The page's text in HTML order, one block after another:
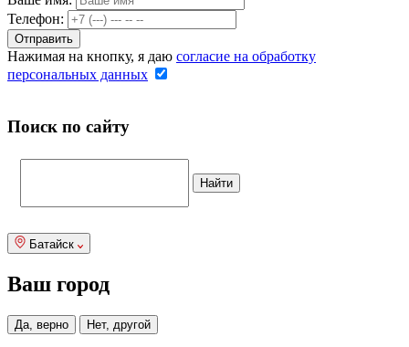
Телефон:
Нажимая на кнопку, я даю согласие на обработку
персональных данных
Поиск по сайту
Батайск
Ваш город
Да, верно Нет, другой